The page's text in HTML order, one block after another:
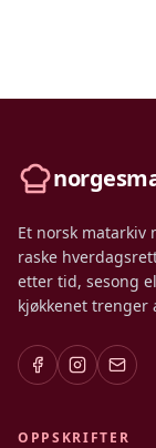
Et norsk matarkiv
raske
etter tid, sesong
kjøkkenet trenger
OPPSKRIFTER